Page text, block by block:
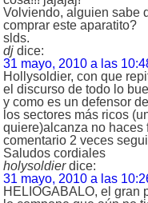
Volviendo, alguien sabe
comprar este aparatito?
slds.
dj dice:
31 mayo, 2010 a las
Hollysoldier, con que
el discurso de todo lo
y como es un defensor
los sectores más ricos
quiere)alcanza no haces
comentario 2 veces
Saludos cordiales
holysoldier dice:
31 mayo, 2010 a las
HELIOGABALO, el gran